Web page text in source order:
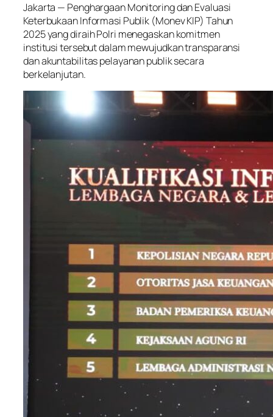
Jakarta — Penghargaan Monitoring dan Evaluasi
Keterbukaan Informasi Publik (Monev KIP) Tahun
2025 yang diraih Polri menegaskan komitmen
institusi tersebut dalam mewujudkan transparansi
dan akuntabilitas pelayanan publik secara
berkelanjutan.